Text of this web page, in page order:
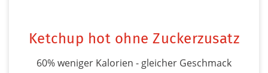
Ketchup hot ohne Zuckerzusatz
60% weniger Kalorien - gleicher Geschmack